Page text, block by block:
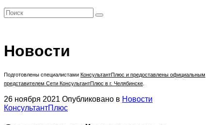
Новости
Подготовлены специалистами КонсультантПлюс и предоставлены официальным
представителем Сети КонсультантПлюс в г. Челябинске
26 ноября 2021 Опубликовано в Новости
КонсультантПлюс